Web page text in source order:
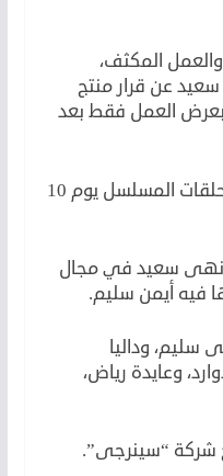
المكثف،
عن قرار منتج
بعرض العمل فقط بعد
حيث من المتوقع عرض اولى حلقات المسلسل يوم 10
نهى سعيد في مجال
فيه أيمن سليم.
سليم، وداليا
وعايدة رياض،
شركة “سينرجى”.